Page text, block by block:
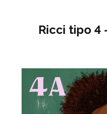
Ricci tipo 4